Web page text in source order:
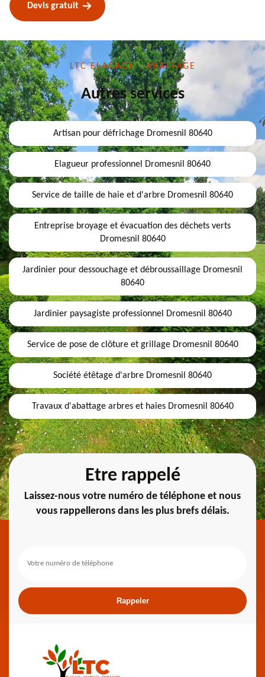
Devis gratuit
LTC ELAGAGE - ABATTAGE
Autres services
Artisan pour défrichage Dromesnil 80640
Elagueur professionnel Dromesnil 80640
Service de taille de haie et d'arbre Dromesnil 80640
Entreprise broyage et évacuation des déchets verts
Dromesnil 80640
Jardinier pour dessouchage et débroussaillage Dromesnil
80640
Jardinier paysagiste professionnel Dromesnil 80640
Service de pose de clôture et grillage Dromesnil 80640
Société étêtage d'arbre Dromesnil 80640
Travaux d'abattage arbres et haies Dromesnil 80640
Etre rappelé
Laissez-nous votre numéro de téléphone et nous
vous rappellerons dans les plus brefs délais.